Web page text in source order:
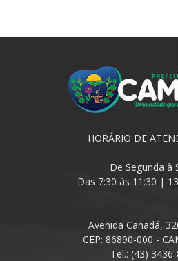
HORÁRIO DE
De Segunda à
Das 7:30 às 11:30 |
Avenida Canadá,
CEP: 86890-000 -
Tel.: (43)